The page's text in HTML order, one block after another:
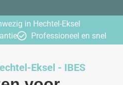
in Hechtel-Eksel
Professioneel en snel
Eksel - IBES